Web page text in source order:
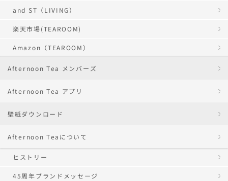
and ST（LIVING）
楽天市場(TEAROOM)
Amazon（TEAROOM）
Afternoon Tea メンバーズ
Afternoon Tea アプリ
壁紙ダウンロード
Afternoon Teaについて
ヒストリー
45周年ブランドメッセージ